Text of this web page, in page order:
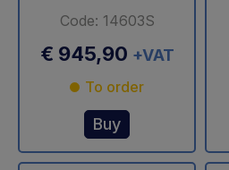
Code: 14603S
€ 945,90 +VAT
To order
Buy